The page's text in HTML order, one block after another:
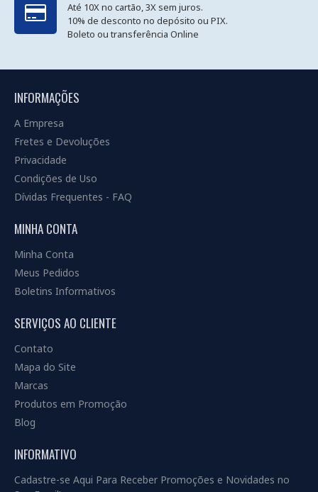
Até 10X no cartão, 3X sem juros.
10% de desconto no depósito ou PIX.
Boleto ou transferência Online
INFORMAÇÕES
A Empresa
Fretes e Devoluções
Privacidade
Condições de Uso
Dívidas Frequentes - FAQ
MINHA CONTA
Minha Conta
Meus Pedidos
Boletins Informativos
SERVIÇOS AO CLIENTE
Contato
Mapa do Site
Marcas
Produtos em Promoção
Blog
INFORMATIVO
Cadastre-se Aqui Para Receber Promoções e Novidades no